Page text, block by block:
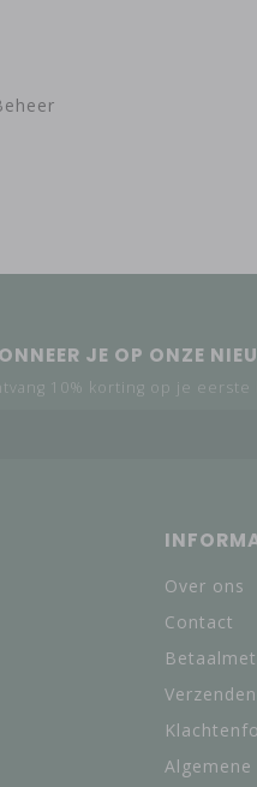
JE OP ONZE
10% korting op je
Over ons
Contact